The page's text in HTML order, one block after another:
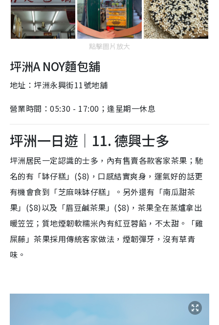
點擊圖片放大
坪洲A NOY麵包舖
地址： 坪洲永興街11號地舖
營業時間：05:30 - 17:00；逢星期一休息
坪洲一日遊｜11. 德興士多
坪洲居民一定認識的士多，內有售賣各款客家茶果；馳
名的有「缽仔糕」($8)，口感結實爽身，運氣好的話更
有機會食到「芝麻味缽仔糕」。另外還有「南瓜甜茶
果」($8)以及「眉豆鹹茶果」($8)，茶果全在蒸爐拿出
暖笠笠；質地煙韌軟糯米內有紅豆蓉餡，不太甜。「雞
屎藤」茶果採用傳統客家做法，煙韌彈牙，沒有草青
味。